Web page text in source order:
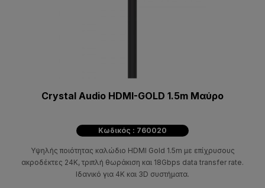
Crystal Audio HDMI-GOLD 1.5m Μαύρο
Κωδικός : 760020
Υψηλής ποιότητας καλώδιο HDMI Gold 1.5m με επίχρυσους
ακροδέκτες 24K, τριπλή θωράκιση και 18Gbps data transfer rate.
Ιδανικό για 4K και 3D συστήματα.